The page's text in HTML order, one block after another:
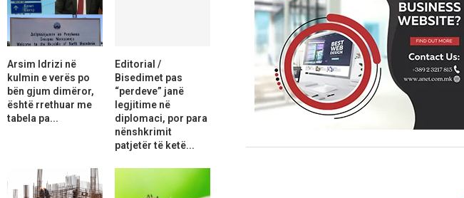
Arsim Idrizi në
kulmin e verës po
bën gjum dimëror,
është rrethuar me
tabela pa...
Editorial /
Bisedimet pas
“perdeve” janë
legjitime në
diplomaci, por para
nënshkrimit
patjetër të ketë...